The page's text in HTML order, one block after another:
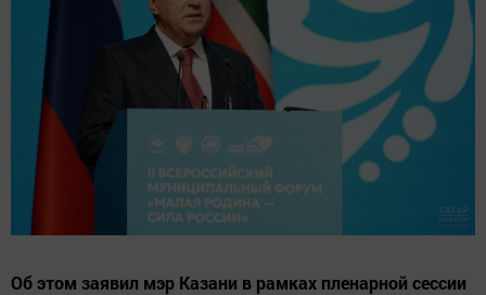
Об этом заявил мэр Казани в рамках пленарной сессии